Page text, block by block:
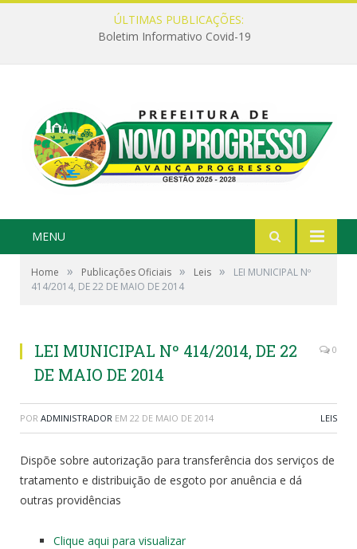
ÚLTIMAS PUBLICAÇÕES:
Boletim Informativo Covid-19
MENU
Home » Publicações Oficiais » Leis »
LEI MUNICIPAL Nº
414/2014, DE 22 DE MAIO DE 2014
LEI MUNICIPAL Nº 414/2014, DE 22
DE MAIO DE 2014
0
POR ADMINISTRADOR EM 22 DE MAIO DE 2014 LEIS
Dispõe sobre autorização para transferência dos serviços de
tratamento e distribuição de esgoto por anuência e dá
outras providências
Clique aqui para visualizar